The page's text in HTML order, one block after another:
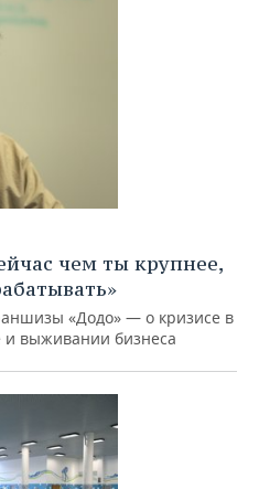
чем ты крупнее,
«Додо» — о кризисе в
и выживании бизнеса